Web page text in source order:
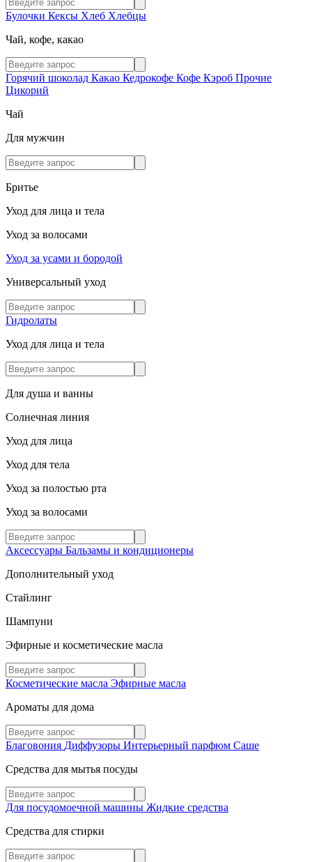
Булочки Кексы Хлеб Хлебцы
Чай, кофе, какао
Горячий шоколад Какао Кедрокофе Кофе Кэроб Прочие
Цикорий
Чай
Для мужчин
Бритье
Уход для лица и тела
Уход за волосами
Уход за усами и бородой
Универсальный уход
Гидролаты
Уход для лица и тела
Для душа и ванны
Солнечная линия
Уход для лица
Уход для тела
Уход за полостью рта
Уход за волосами
Аксессуары Бальзамы и кондиционеры
Дополнительный уход
Стайлинг
Шампуни
Эфирные и косметические масла
Косметические масла Эфирные масла
Ароматы для дома
Благовония Диффузоры Интерьерный парфюм Саше
Средства для мытья посуды
Для посудомоечной машины Жидкие средства
Средства для стирки